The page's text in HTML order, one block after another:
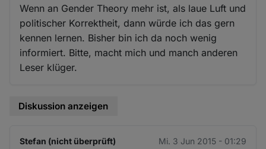
Wenn an Gender Theory mehr ist, als laue Luft und
politischer Korrektheit, dann würde ich das gern
kennen lernen. Bisher bin ich da noch wenig
informiert. Bitte, macht mich und manch anderen
Leser klüger.
Diskussion anzeigen
Stefan (nicht überprüft) Mi. 3 Jun 2015 - 01:29